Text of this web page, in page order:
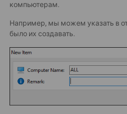
компьютерам.
Например, мы можем указать в
было их создавать.